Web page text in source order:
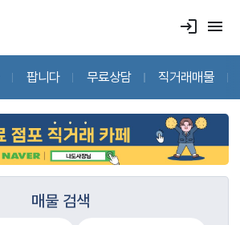
login menu
팝니다 무료상담 직거래매물
매물 검색